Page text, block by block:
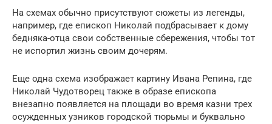
На схемах обычно присутствуют сюжеты из легенды,
например, где епископ Николай подбрасывает к дому
бедняка-отца свои собственные сбережения, чтобы тот
не испортил жизнь своим дочерям.
Еще одна схема изображает картину Ивана Репина, где
Николай Чудотворец также в образе епископа
внезапно появляется на площади во время казни трех
осужденных узников городской тюрьмы и буквально